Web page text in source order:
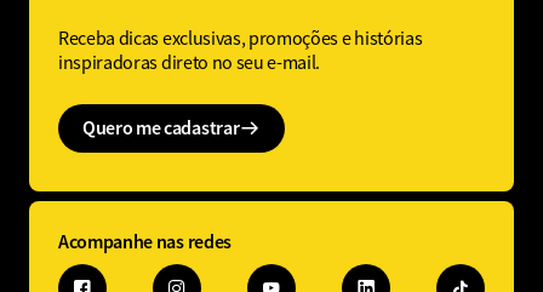
Receba dicas exclusivas, promoções e histórias
inspiradoras direto no seu e-mail.
Quero me cadastrar
Acompanhe nas redes